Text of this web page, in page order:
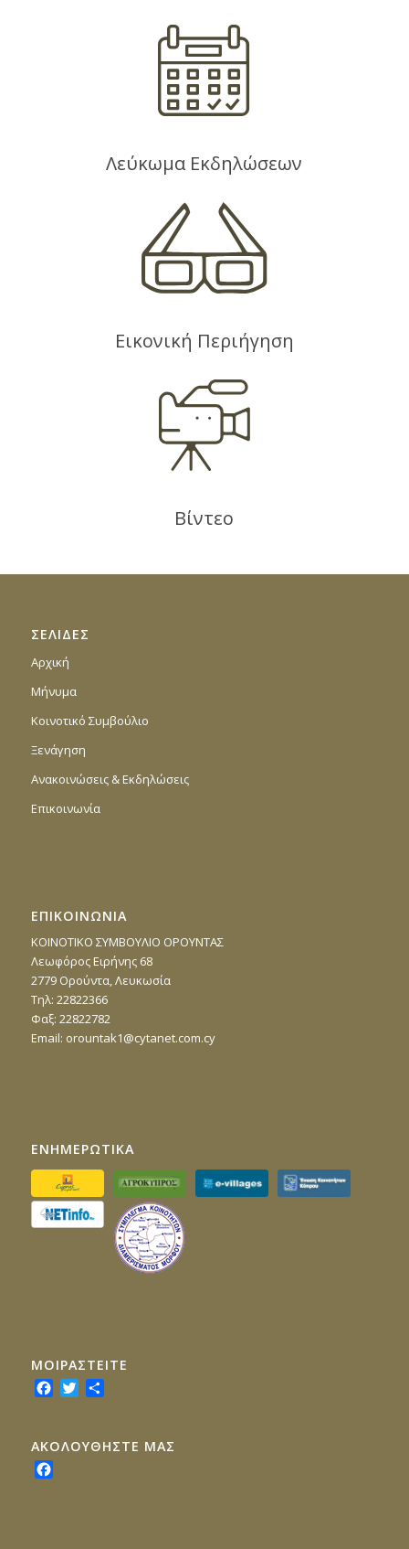
Λεύκωμα Εκδηλώσεων
Εικονική Περιήγηση
Βίντεο
ΣΕΛΙΔΕΣ
Αρχική
Μήνυμα
Κοινοτικό Συμβούλιο
Ξενάγηση
Ανακοινώσεις & Εκδηλώσεις
Επικοινωνία
ΕΠΙΚΟΙΝΩΝΙΑ
ΚΟΙΝΟΤΙΚΟ ΣΥΜΒΟΥΛΙΟ ΟΡΟΥΝΤΑΣ
Λεωφόρος Ειρήνης 68
2779 Ορούντα, Λευκωσία
Τηλ: 22822366
Φαξ: 22822782
Email: orountak1@cytanet.com.cy
ΕΝΗΜΕΡΩΤΙΚΑ
ΜΟΙΡΑΣTEITE
Facebook
Twitter
ΑΚΟΛΟΥΘΗΣΤΕ ΜΑΣ